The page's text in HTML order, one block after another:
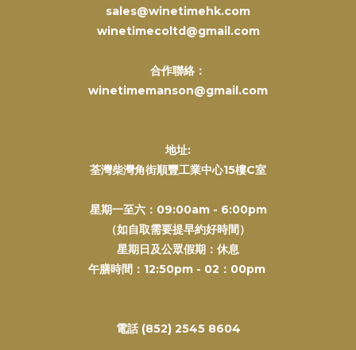
sales@winetimehk.com
winetimecoltd@gmail.com
合作聯絡：
winetimemanson@gmail.com
地址:
荃灣柴灣角街順豐工業中心15樓C室
星期一至六：09:00am - 6:00pm
（如自取需要提早約好時間）
星期日及公眾假期：休息
午膳時間：12:50pm - 02：00pm
電話 (852) 2545 8604